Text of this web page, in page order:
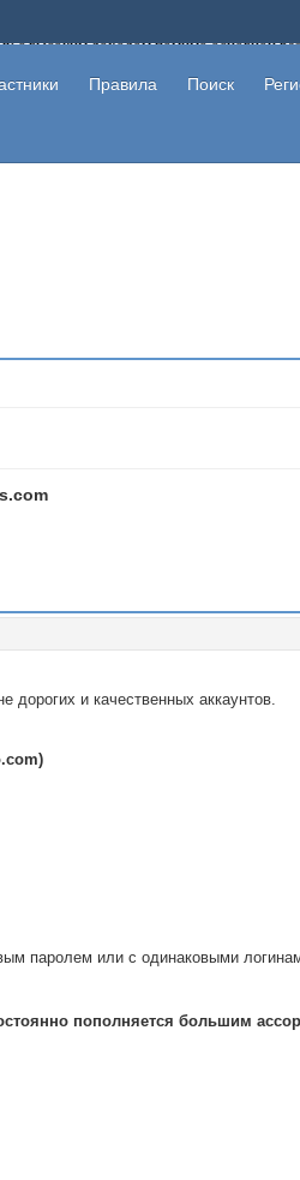
с высоким доходом помимо основной
не попались на развод. Вы
Правила Поиск
дорогих и качественных аккаунтов.
паролем или с одинаковыми
пополняется большим